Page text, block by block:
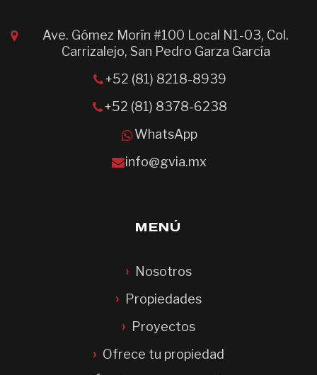
Ave. Gómez Morín #100 Local N1-03, Col.
Carrizalejo, San Pedro Garza García
+52 (81) 8218-8939
+52 (81) 8378-6238
WhatsApp
info@gvia.mx
MENÚ
Nosotros
Propiedades
Proyectos
Ofrece tu propiedad